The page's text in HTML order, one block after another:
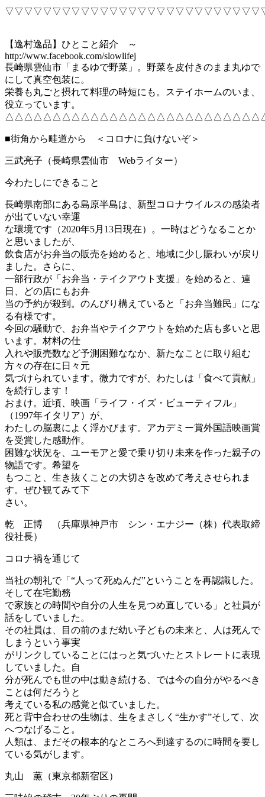
【逸村逸品】ひとこと紹介 ～
http://www.facebook.com/slowlifej
長崎県雲仙市「まるゆで野菜」。野菜を皮付きのまま丸ゆで
にして真空包装に。
栄養も丸ごと摂れて料理の時短にも。ステイホームのいま、
役立っています。
■街角から畦道から ＜コロナに負けないぞ＞
三武亮子（長崎県雲仙市 Webライター）
今わたしにできること
長崎県南部にある島原半島は、新型コロナウイルスの感染者
が出ていない幸運
な環境です（2020年5月13日現在）。一時はどうなることか
と思いましたが、
飲食店がお弁当の販売を始めると、地域に少し賑わいが戻り
ました。さらに、
一部行政が「お弁当・テイクアウト支援」を始めると、連
日、どの店にもお弁
当の予約が殺到。のんびり構えていると「お弁当難民」にな
る有様です。
今回の騒動で、お弁当やテイクアウトを始めた店も多いと思
います。材料の仕
入れや販売数など予測困難ななか、新たなことに取り組む
方々の存在に日々元
気づけられています。微力ですが、わたしは「食べて貢献」
を続行します！
おまけ。近頃、映画「ライフ・イズ・ビューティフル」
（1997年イタリア）が、
わたしの脳裏によく浮かびます。アカデミー賞外国語映画賞
を受賞した感動作。
困難な状況を、ユーモアと愛で乗り切り未来を作った親子の
物語です。希望を
もつこと、生き抜くことの大切さを改めて考えさせられま
す。ぜひ観てみて下
さい。
乾 正博 （兵庫県神戸市 シン・エナジー（株）代表取締
役社長）
コロナ禍を通じて
当社の朝礼で「“人って死ぬんだ”ということを再認識した。
そして在宅勤務
で家族との時間や自分の人生を見つめ直している」と社員が
話をしていました。
その社員は、目の前のまだ幼い子どもの未来と、人は死んで
しまうという事実
がリンクしていることにはっと気づいたとストレートに表現
していました。自
分が死んでも世の中は動き続ける、では今の自分がやるべき
ことは何だろうと
考えている私の感覚と似ていました。
死と背中合わせの生物は、生をまさしく“生かす”そして、次
へつなげること。
人類は、まだその根本的なところへ到達するのに時間を要し
ている気がします。
丸山 薫（東京都新宿区）